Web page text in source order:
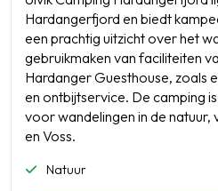
Hardangerfjord en biedt
een prachtig uitzicht over het
gebruikmaken van faciliteiten
Hardanger Guesthouse, zoals
en ontbijtservice. De camping
voor wandelingen in de natuur,
en Voss.
Natuur